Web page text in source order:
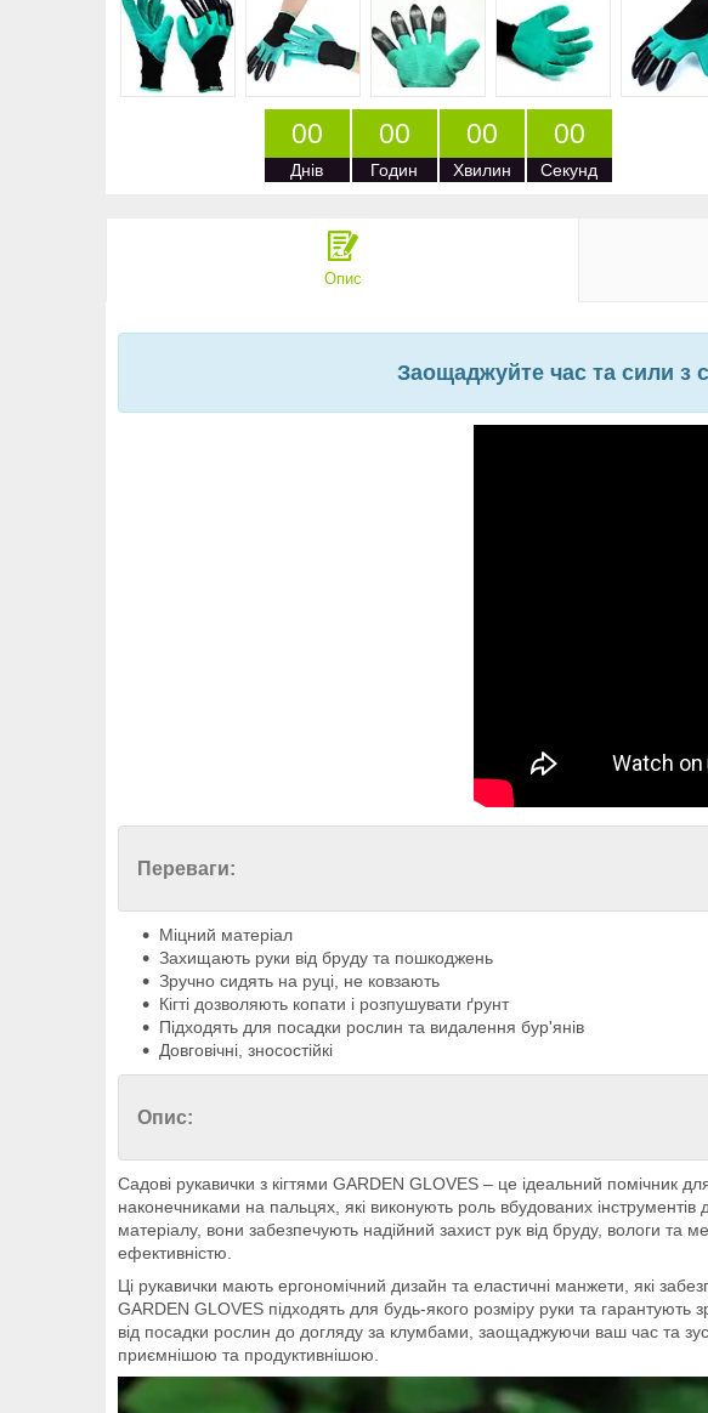
00
Днів
00
Годин
00
Хвилин
00
Секунд
Опис
Заощаджуйте час та сили з
Переваги:
Міцний матеріал
Захищають руки від бруду та пошкоджень
Зручно сидять на руці, не ковзають
Кігті дозволяють копати і розпушувати ґрунт
Підходять для посадки рослин та видалення бур'янів
Довговічні, зносостійкі
Опис:
Садові рукавички з кігтями GARDEN GLOVES – це ідеальний помічник
наконечниками на пальцях, які виконують роль вбудованих
матеріалу, вони забезпечують надійний захист рук від бруду, вологи
ефективністю.
Ці рукавички мають ергономічний дизайн та еластичні манжети, які
GARDEN GLOVES підходять для будь-якого розміру руки та гарантують
від посадки рослин до догляду за клумбами, заощаджуючи ваш час та
приємнішою та продуктивнішою.